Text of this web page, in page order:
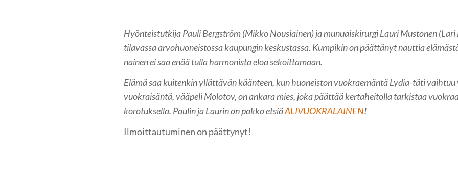
Hyönteistutkija Pauli Bergström (Mikko Nousiainen) ja munuaiskirurgi Lauri Mustonen
tilavassa arvohuoneistossa kaupungin keskustassa. Kumpikin on päättänyt nauttia
nainen ei saa enää tulla harmonista eloa sekoittamaan.
Elämä saa kuitenkin yllättävän käänteen, kun huoneiston vuokraemäntä Lydia-täti vaihtuu
vuokraisäntä, vääpeli Molotov, on ankara mies, joka päättää kertaheitolla tarkistaa
korotuksella. Paulin ja Laurin on pakko etsiäALIVUOKRALAINEN!
Ilmoittautuminen on päättynyt!